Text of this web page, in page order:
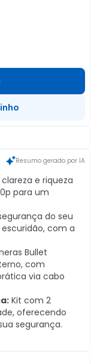
Resumo gerado por IA
e riqueza
para um
do seu
com a
Bullet
com
via cabo
Kit com 2
oferecendo
segurança.